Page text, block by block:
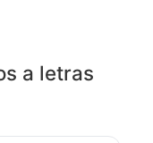
a letras